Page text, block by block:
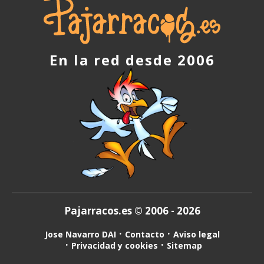
En la red desde 2006
Pajarracos.es © 2006 - 2026
Jose Navarro DAI Contacto
Aviso legal
Privacidad y cookies
Sitemap